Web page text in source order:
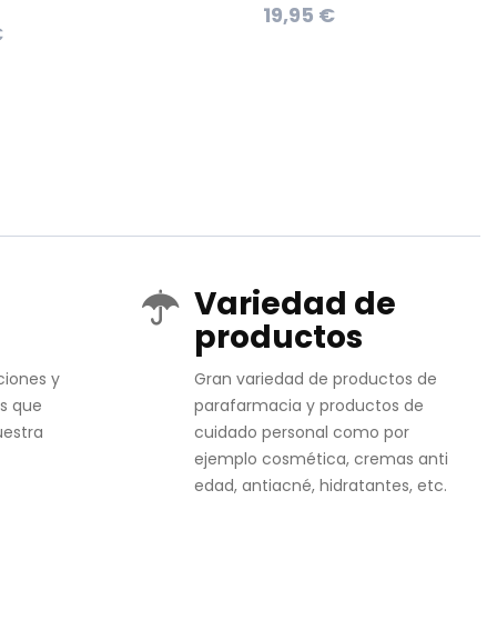
19,95 €
y
que
Variedad de
productos
Gran variedad de productos de
parafarmacia y productos de
cuidado personal como por
ejemplo cosmética, cremas anti
edad, antiacné, hidratantes, etc.